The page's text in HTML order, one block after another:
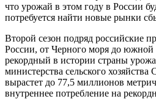
что урожай в этом году в России
потребуется найти новые рынки
Второй сезон подряд российские
России, от Черного моря до
рекордный в истории страны
министерства сельского
вырастет до 77,5 миллионов
внутреннее потребление на